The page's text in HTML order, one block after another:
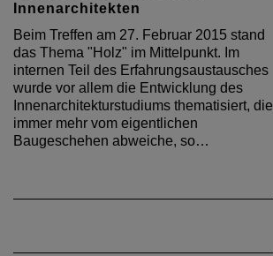
Innenarchitekten
Beim Treffen am 27. Februar 2015 stand
das Thema "Holz" im Mittelpunkt. Im
internen Teil des Erfahrungsaustausches
wurde vor allem die Entwicklung des
Innenarchitekturstudiums thematisiert, die
immer mehr vom eigentlichen
Baugeschehen abweiche, so…